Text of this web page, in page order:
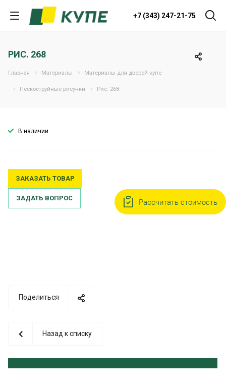
+7 (343) 247-21-75
РИС. 268
Главная Материалы Материалы для дверей купе
Пескоструйные рисунки Рис. 268
В наличии
ЗАКАЗАТЬ ТОВАР
ЗАДАТЬ ВОПРОС
Поделиться
Назад к списку
Рассчитать стоимость